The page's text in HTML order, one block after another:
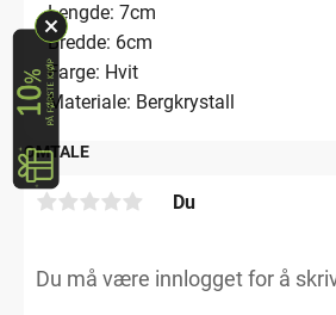
Lengde: 7cm
Bredde: 6cm
Farge: Hvit
Materiale: Bergkrystall
OMTALE
Du